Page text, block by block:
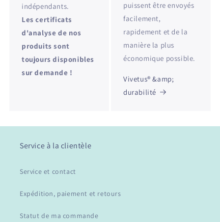
indépendants.
Les certificats
d'analyse de nos
produits sont
toujours disponibles
sur demande !
puissent être envoyés
facilement,
rapidement et de la
manière la plus
économique possible.
Vivetus® &amp;
durabilité
Service à la clientèle
Service et contact
Expédition, paiement et retours
Statut de ma commande